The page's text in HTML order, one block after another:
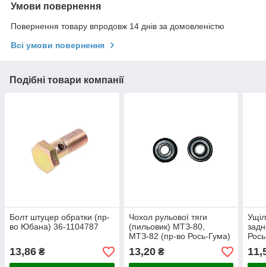
Умови повернення
Повернення товару впродовж 14 днів за домовленістю
Всі умови повернення
Подібні товари компанії
Болт штуцер обратки (пр-
во Юбана) 36-1104787
13,86 ₴
Чохол рульової тяги
(пильовик) МТЗ-80,
МТЗ-82 (пр-во Рось-Гума)
А35.32.005-Б
13,20₴